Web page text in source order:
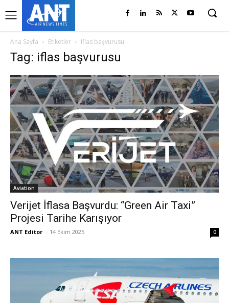
Ana Sayfa Etiketler Iflas başvurusu
Tag: iflas başvurusu
Aviation
Verijet İflasa Başvurdu: “Green Air Taxi”
Projesi Tarihe Karışıyor
ANT Editor - 14 Ekim 2025 0